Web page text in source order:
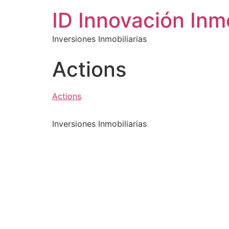
ID Innovación
Inversiones Inmobiliarias
Actions
Actions
Inversiones Inmobiliarias